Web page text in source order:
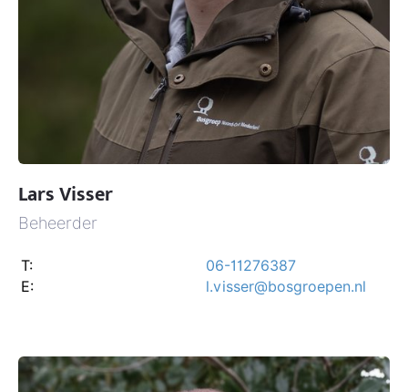
Lars Visser
Beheerder
T:
06-11276387
E:
l.visser@bosgroepen.nl